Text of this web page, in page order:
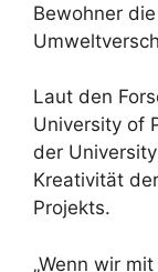
Bewohner
Laut den
University of
der
Kreativität
Projekts.
„Wenn wir